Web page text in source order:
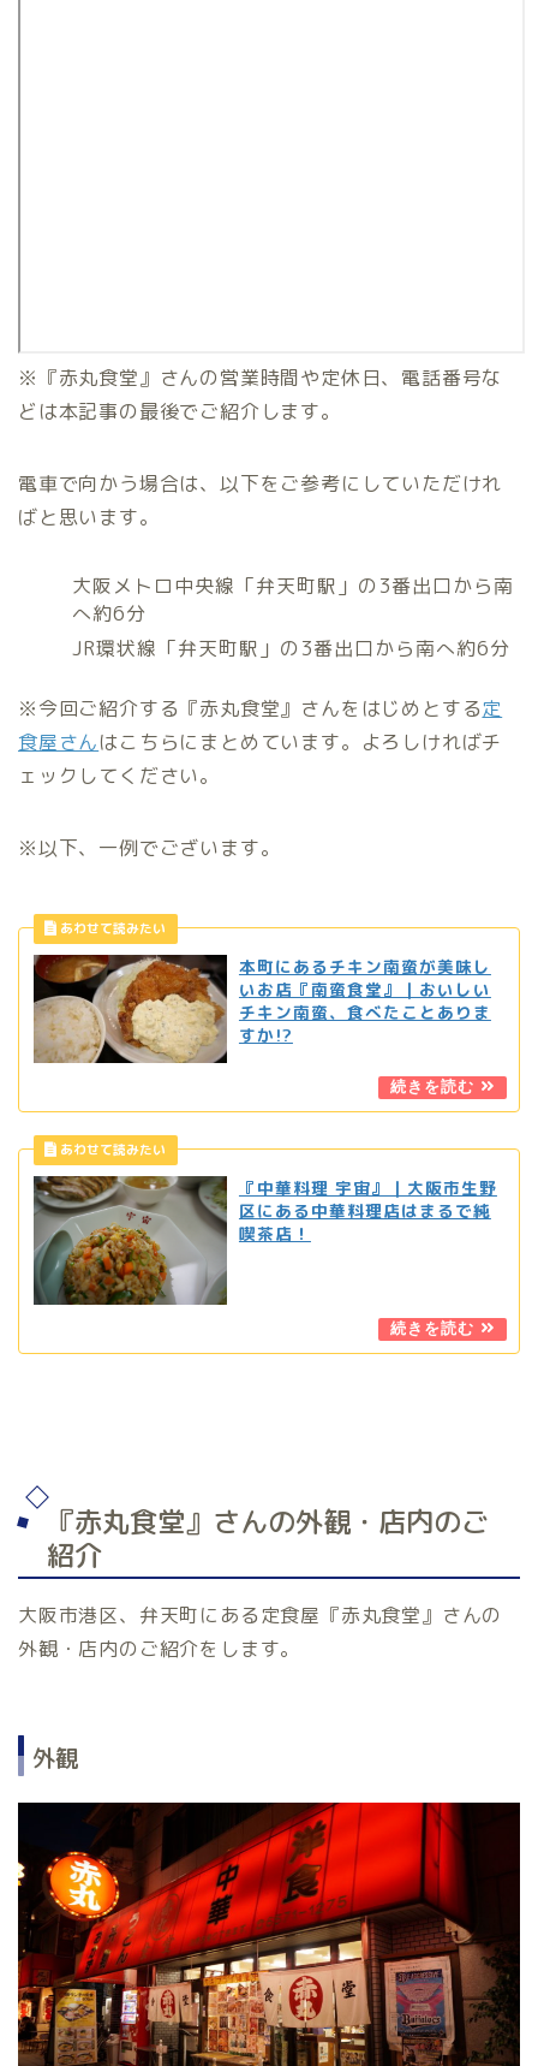
※『赤丸食堂』さんの営業時間や定休日、電話番号な
どは本記事の最後でご紹介します。
電車で向かう場合は、以下をご参考にしていただけれ
ばと思います。
大阪メトロ中央線「弁天町駅」の3番出口から南
へ約6分
JR環状線「弁天町駅」の3番出口から南へ約6分
※今回ご紹介する『赤丸食堂』さんをはじめとする定
食屋さんはこちらにまとめています。よろしければチ
ェックしてください。
※以下、一例でございます。
本町にあるチキン南蛮が美味し
いお店『南蛮食堂』｜おいしい
チキン南蛮、食べたことありま
すか!?
『中華料理 宇宙』｜大阪市生野
区にある中華料理店はまるで純
喫茶店！
『赤丸食堂』さんの外観・店内のご
紹介
大阪市港区、弁天町にある定食屋『赤丸食堂』さんの
外観・店内のご紹介をします。
外観